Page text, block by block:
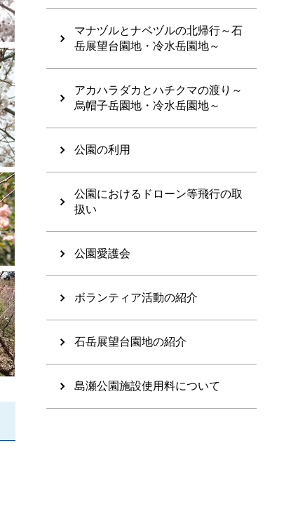
マナヅルとナベヅルの北帰行～石
岳展望台園地・冷水岳園地～
アカハラダカとハチクマの渡り～
烏帽子岳園地・冷水岳園地～
公園の利用
公園におけるドローン等飛行の取
扱い
公園愛護会
ボランティア活動の紹介
石岳展望台園地の紹介
島瀬公園施設使用料について